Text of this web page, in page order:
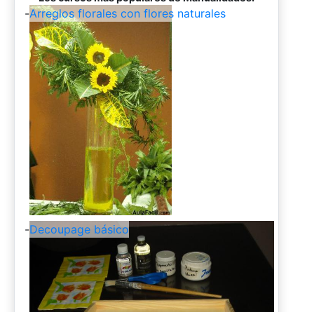
-Arreglos florales con flores naturales
-Decoupage básico